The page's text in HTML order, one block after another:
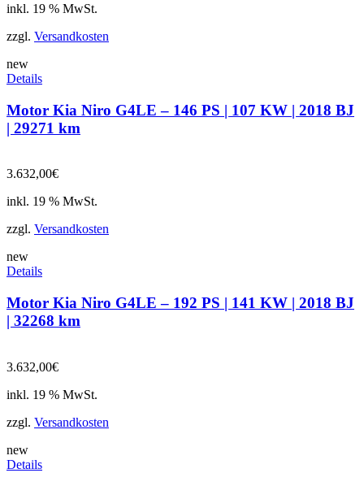
inkl. 19 % MwSt.
zzgl. Versandkosten
new
Details
Motor Kia Niro G4LE – 146 PS | 107 KW | 2018 BJ
| 29271 km
3.632,00€
inkl. 19 % MwSt.
zzgl. Versandkosten
new
Details
Motor Kia Niro G4LE – 192 PS | 141 KW | 2018 BJ
| 32268 km
3.632,00€
inkl. 19 % MwSt.
zzgl. Versandkosten
new
Details